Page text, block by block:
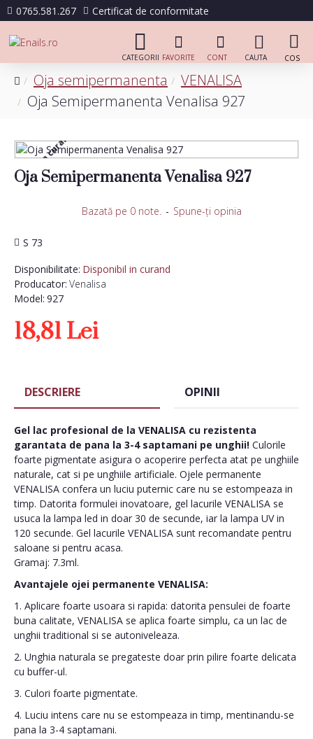
0765.581.267 Certificat de conformitate
Oja semipermanenta
VENALISA
Oja Semipermanenta Venalisa 927
Disponibil in curand
Oja Semipermanenta Venalisa 927
Disponibilitate: Disponibil in curand
Producator: Venalisa
Model: 927
S 73
Bazată pe 0 note. - Spune-ţi opinia
18,81 Lei
DESCRIERE OPINII
Gel lac profesional de la VENALISA cu rezistenta
garantata de pana la 3-4 saptamani pe unghii! Culorile
foarte pigmentate asigura o acoperire perfecta atat pe unghiile
naturale, cat si pe unghiile artificiale. Ojele permanente
VENALISA confera un luciu puternic care nu se estompeaza in
timp. Datorita formulei inovatoare, gel lacurile VENALISA se
usuca la lampa led in doar 30 de secunde, iar la lampa UV in
120 secunde. Gel lacurile VENALISA sunt recomandate pentru
saloane si pentru acasa.
Gramaj: 7.3ml.
Avantajele ojei permanente VENALISA:
1. Aplicare foarte usoara si rapida: datorita pensulei de foarte
buna calitate, VENALISA se aplica foarte simplu, ca un lac de
unghii traditional si se autoniveleaza.
2. Unghia naturala se pregateste doar prin pilire foarte delicata
cu buffer-ul.
3. Culori foarte pigmentate.
4. Luciu intens care nu se estompeaza in timp, mentinandu-se
pana la 3-4 saptamani.